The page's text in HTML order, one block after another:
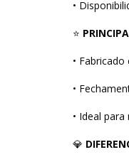
•
⭐
•
•
• Ideal
💎